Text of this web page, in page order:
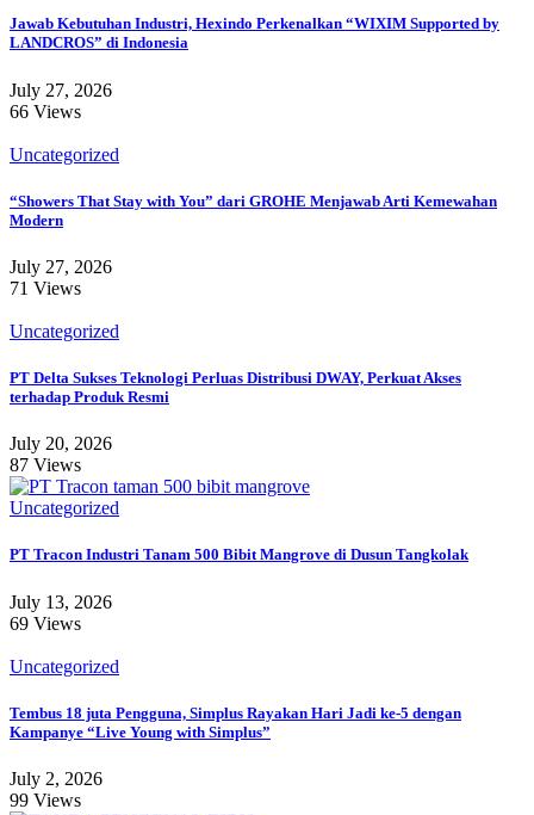
Jawab Kebutuhan Industri, Hexindo Perkenalkan “WIXIM Supported by
LANDCROS” di Indonesia
July 27, 2026
66 Views
Uncategorized
“Showers That Stay with You” dari GROHE Menjawab Arti Kemewahan
Modern
July 27, 2026
71 Views
Uncategorized
PT Delta Sukses Teknologi Perluas Distribusi DWAY, Perkuat Akses
terhadap Produk Resmi
July 20, 2026
87 Views
Uncategorized
PT Tracon Industri Tanam 500 Bibit Mangrove di Dusun Tangkolak
July 13, 2026
69 Views
Uncategorized
Tembus 18 juta Pengguna, Simplus Rayakan Hari Jadi ke-5 dengan
Kampanye “Live Young with Simplus”
July 2, 2026
99 Views